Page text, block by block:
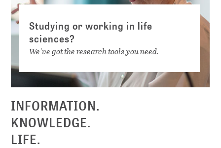
Studying or working in life
sciences?
We've got the research tools you need.
INFORMATION.
KNOWLEDGE.
LIFE.